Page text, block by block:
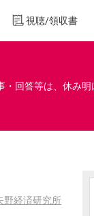
視聴/領収書
回答等は、休み
野経済研究所